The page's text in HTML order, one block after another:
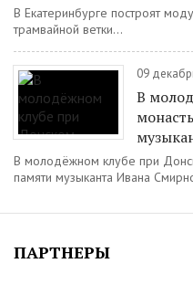
В Екатеринбурге построят
трамвайной ветки...
09
В
В молодёжном клубе при
памяти музыканта Ивана
ПАРТНЕРЫ